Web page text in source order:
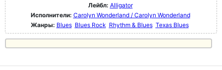
Лейбл: Alligator
Исполнители: Carolyn Wonderland / Carolyn Wonderland
Жанры: Blues Blues Rock Rhythm & Blues Texas Blues